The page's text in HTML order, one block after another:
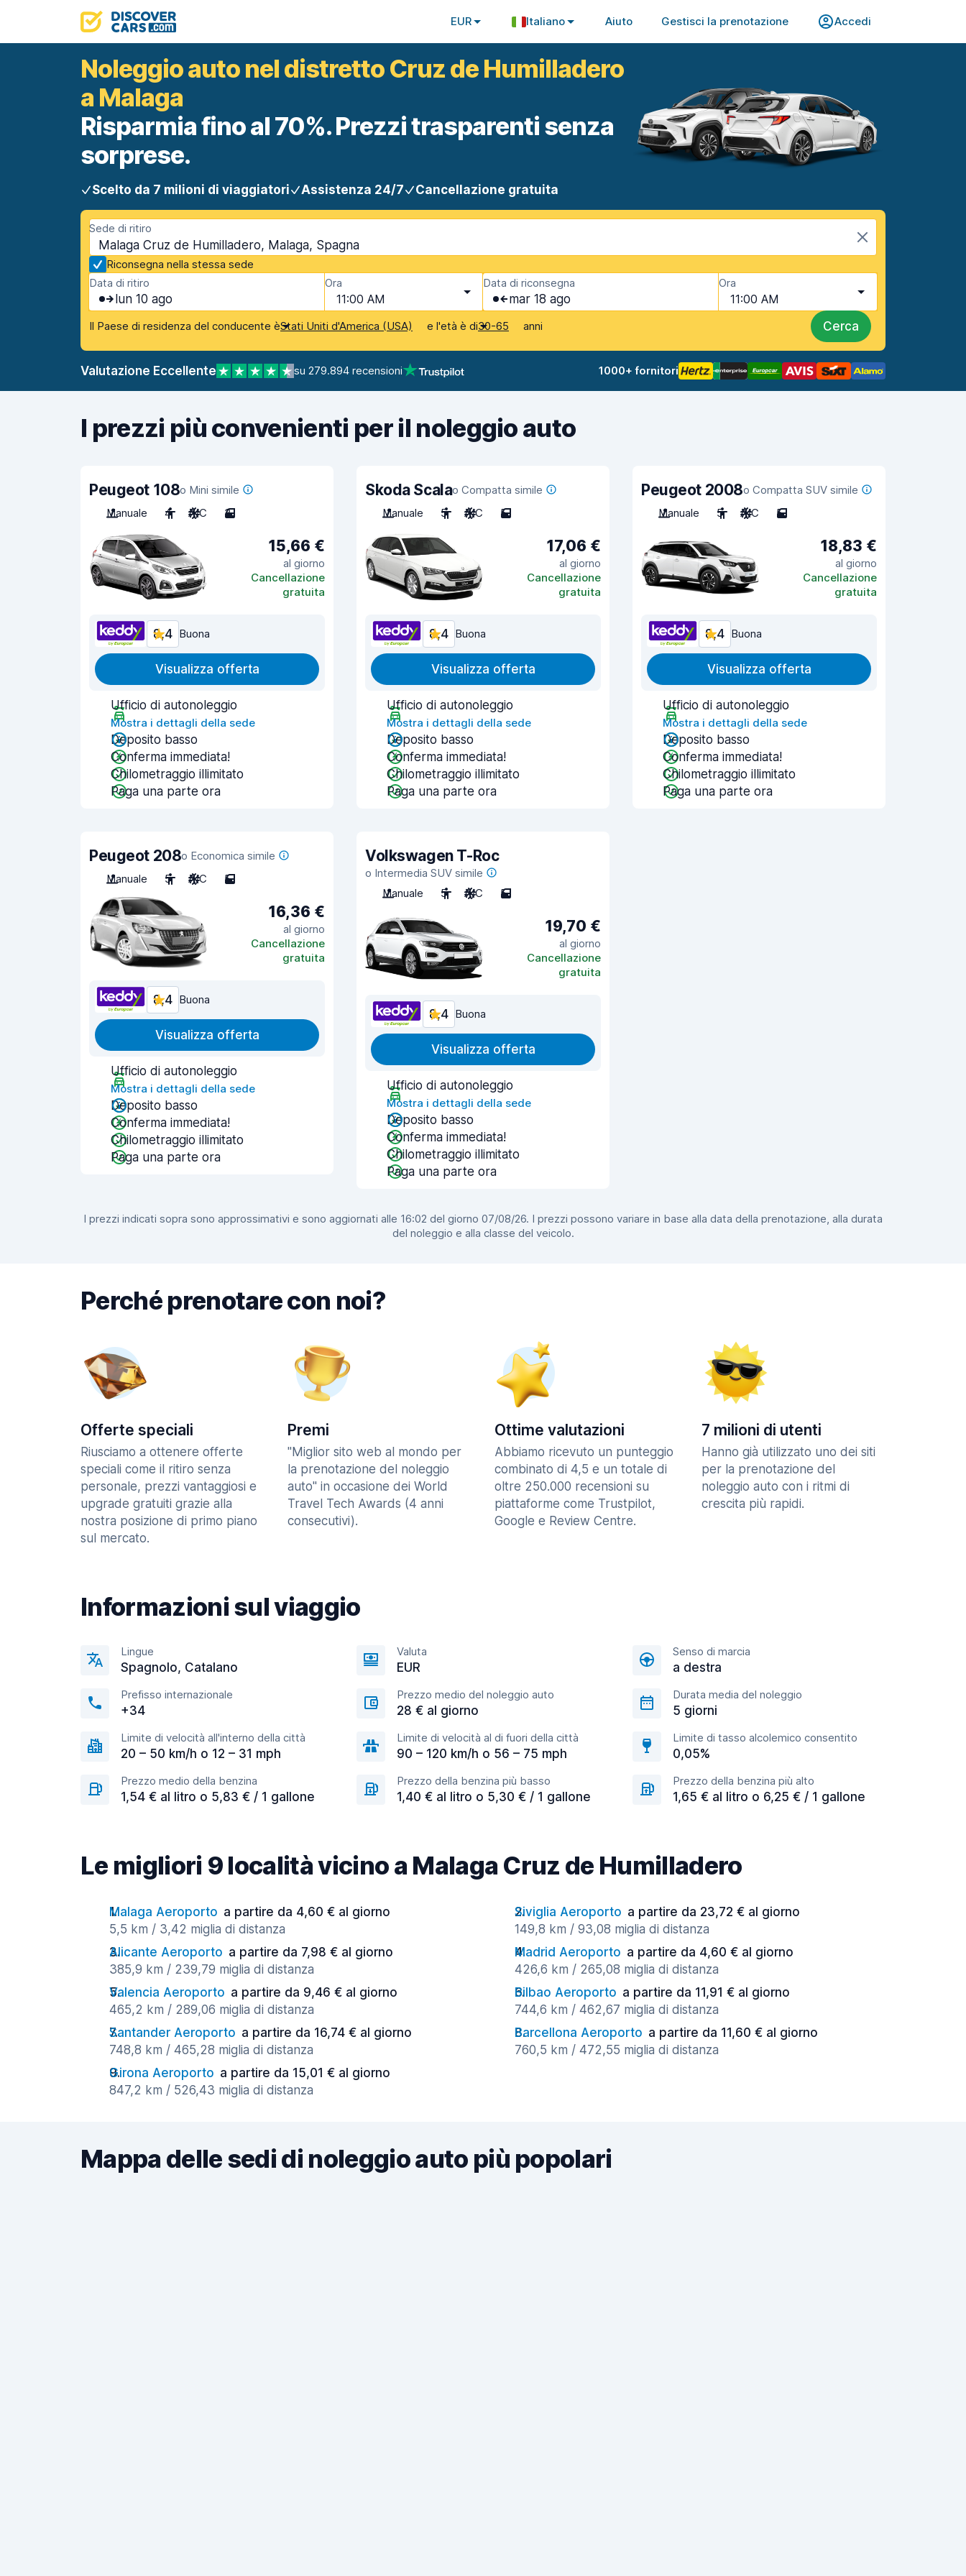
EUR Italiano Aiuto Gestisci la prenotazione Accedi
Noleggio auto nel distretto Cruz de Humilladero
a Malaga
Risparmia fino al 70%. Prezzi trasparenti senza
sorprese.
Scelto da 7 milioni di viaggiatori Assistenza 24/7 Cancellazione gratuita
Sede di ritiro
Malaga Cruz de Humilladero, Malaga, Spagna
Riconsegna nella stessa sede
Data di ritiro
lun 10 ago
Ora
11:00 AM
Data di riconsegna
mar 18 ago
Ora
11:00 AM
Il Paese di residenza del conducente èStati Uniti d'America (USA) e l'età è di30-65 anni Cerca
Valutazione Eccellente su 279.894 recensioni 1000+ fornitori
I prezzi più convenienti per il noleggio auto
Peugeot 108o Mini simile
Manuale
4 A/C 3
15,66 €
al giorno
Cancellazione
gratuita
8,4 Buona
Visualizza offerta
Ufficio di autonoleggio
Mostra i dettagli della sede
Deposito basso
Conferma immediata!
Chilometraggio illimitato
Paga una parte ora
Skoda Scalao Compatta simile
Manuale
5 A/C 5
17,06 €
al giorno
Cancellazione
gratuita
8,4 Buona
Visualizza offerta
Ufficio di autonoleggio
Mostra i dettagli della sede
Deposito basso
Conferma immediata!
Chilometraggio illimitato
Paga una parte ora
Peugeot 2008o Compatta SUV simile
Manuale
5 A/C 5
18,83 €
al giorno
Cancellazione
gratuita
8,4 Buona
Visualizza offerta
Ufficio di autonoleggio
Mostra i dettagli della sede
Deposito basso
Conferma immediata!
Chilometraggio illimitato
Paga una parte ora
Peugeot 208o Economica simile
Manuale
5 A/C 5
16,36 €
al giorno
Cancellazione
gratuita
8,4 Buona
Visualizza offerta
Ufficio di autonoleggio
Mostra i dettagli della sede
Deposito basso
Conferma immediata!
Chilometraggio illimitato
Paga una parte ora
Volkswagen T-Roc
o Intermedia SUV simile
Manuale
5 A/C 5
19,70 €
al giorno
Cancellazione
gratuita
8,4 Buona
Visualizza offerta
Ufficio di autonoleggio
Mostra i dettagli della sede
Deposito basso
Conferma immediata!
Chilometraggio illimitato
Paga una parte ora
I prezzi indicati sopra sono approssimativi e sono aggiornati alle 16:02 del giorno 07/08/26. I prezzi possono variare in base alla data della prenotazione, alla durata
del noleggio e alla classe del veicolo.
Perché prenotare con noi?
Offerte speciali
Riusciamo a ottenere offerte
speciali come il ritiro senza
personale, prezzi vantaggiosi e
upgrade gratuiti grazie alla
nostra posizione di primo piano
sul mercato.
Premi
"Miglior sito web al mondo per
la prenotazione del noleggio
auto" in occasione dei World
Travel Tech Awards (4 anni
consecutivi).
Ottime valutazioni
Abbiamo ricevuto un punteggio
combinato di 4,5 e un totale di
oltre 250.000 recensioni su
piattaforme come Trustpilot,
Google e Review Centre.
7 milioni di utenti
Hanno già utilizzato uno dei siti
per la prenotazione del
noleggio auto con i ritmi di
crescita più rapidi.
Informazioni sul viaggio
Lingue
Spagnolo, Catalano
Valuta
EUR
Senso di marcia
a destra
Prefisso internazionale
+34
Prezzo medio del noleggio auto
28 € al giorno
Durata media del noleggio
5 giorni
Limite di velocità all'interno della città
20 – 50 km/h o 12 – 31 mph
Limite di velocità al di fuori della città
90 – 120 km/h o 56 – 75 mph
Limite di tasso alcolemico consentito
0,05%
Prezzo medio della benzina
1,54 € al litro o 5,83 € / 1 gallone
Prezzo della benzina più basso
1,40 € al litro o 5,30 € / 1 gallone
Prezzo della benzina più alto
1,65 € al litro o 6,25 € / 1 gallone
Le migliori 9 località vicino a Malaga Cruz de Humilladero
Malaga Aeroporto a partire da 4,60 € al giorno
5,5 km / 3,42 miglia di distanza
Siviglia Aeroporto a partire da 23,72 € al giorno
149,8 km / 93,08 miglia di distanza
Alicante Aeroporto a partire da 7,98 € al giorno
385,9 km / 239,79 miglia di distanza
Madrid Aeroporto a partire da 4,60 € al giorno
426,6 km / 265,08 miglia di distanza
Valencia Aeroporto a partire da 9,46 € al giorno
465,2 km / 289,06 miglia di distanza
Bilbao Aeroporto a partire da 11,91 € al giorno
744,6 km / 462,67 miglia di distanza
Santander Aeroporto a partire da 16,74 € al giorno
748,8 km / 465,28 miglia di distanza
Barcellona Aeroporto a partire da 11,60 € al giorno
760,5 km / 472,55 miglia di distanza
Girona Aeroporto a partire da 15,01 € al giorno
847,2 km / 526,43 miglia di distanza
Mappa delle sedi di noleggio auto più popolari